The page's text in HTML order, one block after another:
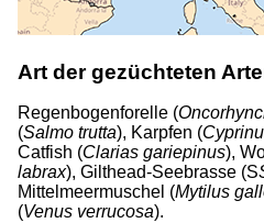
Art der gezüchteten
Regenbogenforelle (
(Salmo trutta), Karpfen (
Catfish (Clarias gariepinus),
labrax), Gilthead-Seebrasse (S
Mittelmeermuschel (Mytilus
(Venus verrucosa).